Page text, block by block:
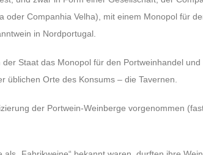
oder Companhia Velha), mit einem Monopol für
in Nordportugal.
Staat das Monopol für den Portweinhandel
üblichen Orte des Konsums – die Tavernen.
der Portwein-Weinberge vorgenommen